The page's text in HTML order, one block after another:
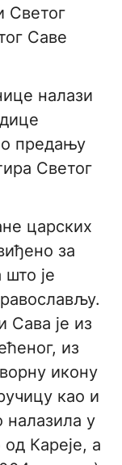
Светог
Саве
налази
предању
Светог
царских
за
је
Сава је из
из
икону
као и
налазила у
Кареје, а